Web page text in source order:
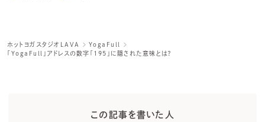
ホットヨガスタジオLAVA
YogaFull
「YogaFull」アドレスの数字「195」に隠された意味とは？
この記事を書いた人